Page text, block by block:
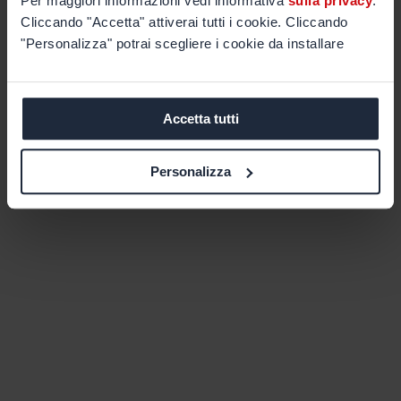
Cliccando "Accetta" attiverai tutti i cookie. Cliccando
"Personalizza" potrai scegliere i cookie da installare
Accetta tutti
Personalizza